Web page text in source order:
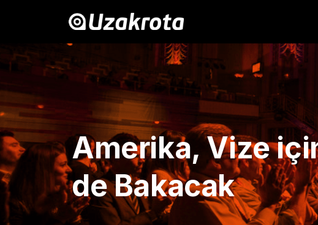
Amerika, Vize
de Bakacak